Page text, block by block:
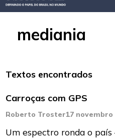
mediania
Textos encontrados
Carroças com GPS
Roberto Troster17 novembro
Um espectro ronda o país